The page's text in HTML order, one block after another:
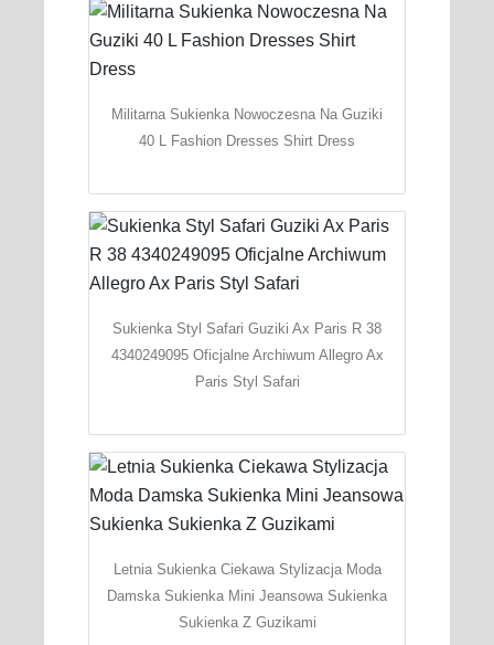
Militarna Sukienka Nowoczesna Na Guziki
40 L Fashion Dresses Shirt Dress
Sukienka Styl Safari Guziki Ax Paris R 38
4340249095 Oficjalne Archiwum Allegro Ax
Paris Styl Safari
Letnia Sukienka Ciekawa Stylizacja Moda
Damska Sukienka Mini Jeansowa Sukienka
Sukienka Z Guzikami